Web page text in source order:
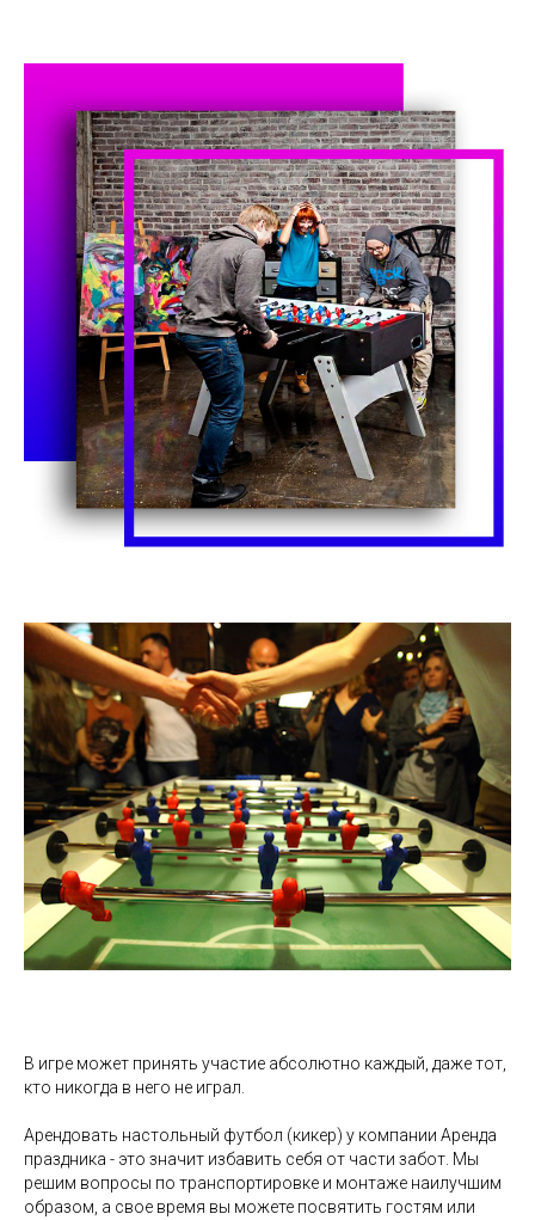
В игре может принять участие абсолютно каждый, даже тот,
кто никогда в него не играл.
Арендовать настольный футбол (кикер) у компании Аренда
праздника - это значит избавить себя от части забот. Мы
решим вопросы по транспортировке и монтаже наилучшим
образом, а свое время вы можете посвятить гостям или